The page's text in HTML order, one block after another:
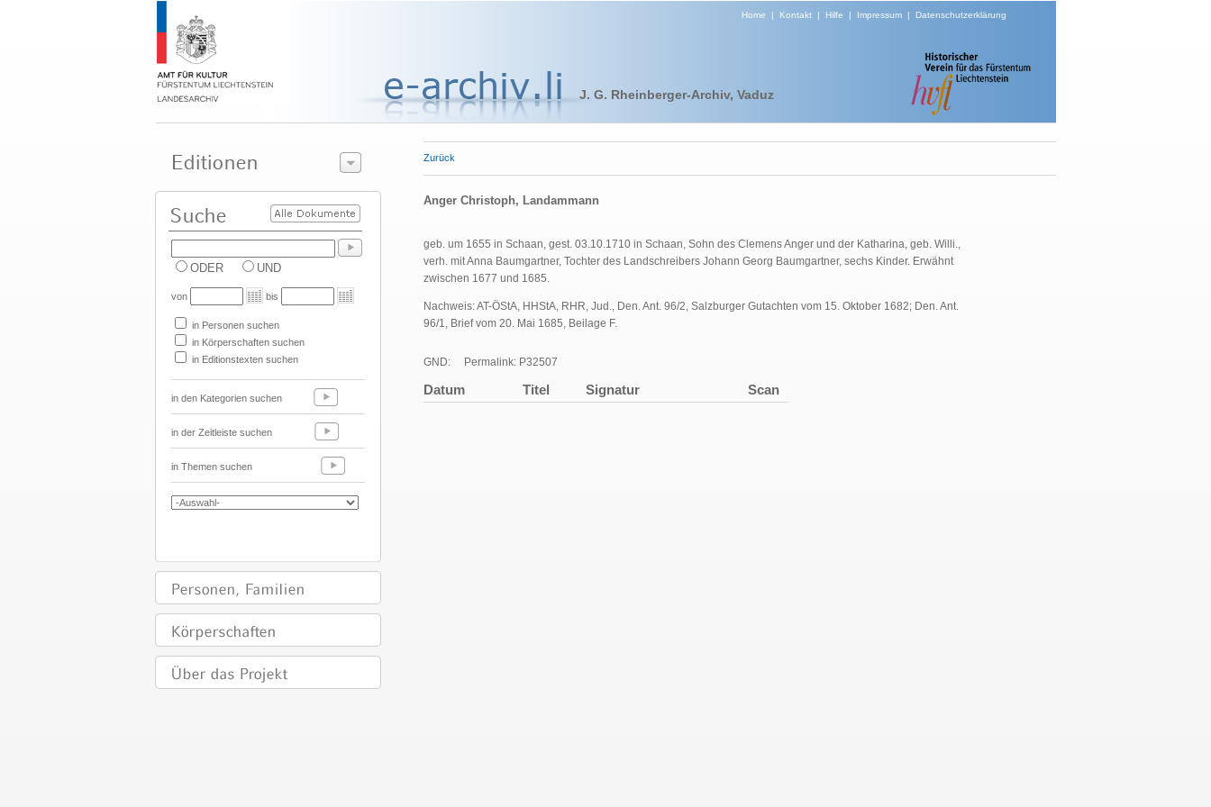
Home | Kontakt| Hilfe | Impressum| Datenschutzerklärung
J. G. Rheinberger-Archiv, Vaduz
ODER UND
von bis
in Personen suchen
in Körperschaften suchen
in Editionstexten suchen
in den Kategorien suchen
in der Zeitleiste suchen
in Themen suchen
Zurück
Anger Christoph, Landammann
geb. um 1655 in Schaan, gest. 03.10.1710 in Schaan, Sohn des Clemens Anger und der Katharina, geb. Willi.,
verh. mit Anna Baumgartner, Tochter des Landschreibers Johann Georg Baumgartner, sechs Kinder. Erwähnt
zwischen 1677 und 1685.
Nachweis: AT-ÖStA, HHStA, RHR, Jud., Den. Ant. 96/2, Salzburger Gutachten vom 15. Oktober 1682; Den. Ant.
96/1, Brief vom 20. Mai 1685, Beilage F.
GND: Permalink: P32507
Datum Titel Signatur Scan